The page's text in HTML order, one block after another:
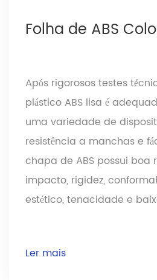
Folha de ABS
Após rigorosos testes
plástico ABS lisa é
uma variedade de
resistência a manchas e
chapa de ABS possui boa
impacto, rigidez,
estético, tenacidade e
Ler mais